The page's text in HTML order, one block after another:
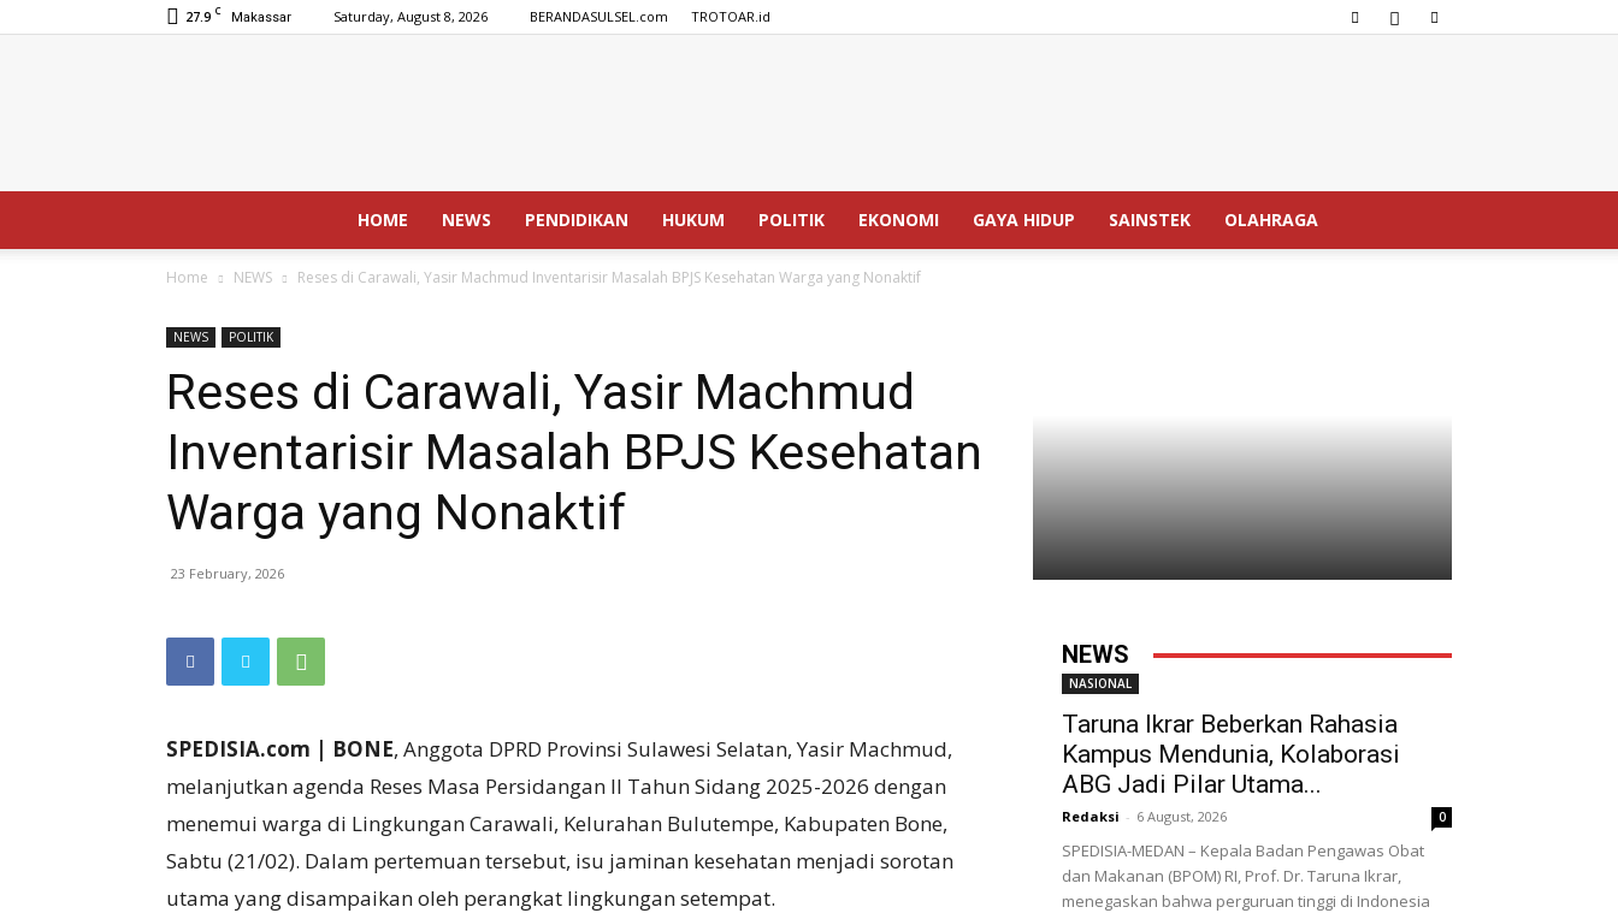
27.9 C Makassar Saturday, August 8, 2026 BERANDASULSEL.com TROTOAR.id
SPEDISIA.com
HOME NEWS PENDIDIKAN HUKUM POLITIK EKONOMI GAYA HIDUP SAINSTEK OLAHRAGA
Home NEWS Reses di Carawali, Yasir Machmud Inventarisir Masalah BPJS Kesehatan Warga yang Nonaktif
NEWS POLITIK
Reses di Carawali, Yasir Machmud
Inventarisir Masalah BPJS Kesehatan
Warga yang Nonaktif
23 February, 2026
SPEDISIA.com | BONE, Anggota DPRD Provinsi Sulawesi Selatan, Yasir Machmud,
melanjutkan agenda Reses Masa Persidangan II Tahun Sidang 2025-2026 dengan
menemui warga di Lingkungan Carawali, Kelurahan Bulutempe, Kabupaten Bone,
Sabtu (21/02). Dalam pertemuan tersebut, isu jaminan kesehatan menjadi sorotan
utama yang disampaikan oleh perangkat lingkungan setempat.
NEWS
NASIONAL
Taruna Ikrar Beberkan Rahasia
Kampus Mendunia, Kolaborasi
ABG Jadi Pilar Utama...
Redaksi - 6 August, 2026 0
SPEDISIA-MEDAN – Kepala Badan Pengawas Obat
dan Makanan (BPOM) RI, Prof. Dr. Taruna Ikrar,
menegaskan bahwa perguruan tinggi di Indonesia